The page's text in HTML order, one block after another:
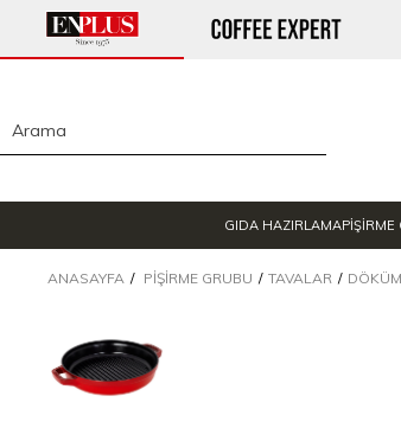
GIDA HAZIRLAMAPİŞİRME
ANASAYFA PIŞIRME GRUBU TAVALAR